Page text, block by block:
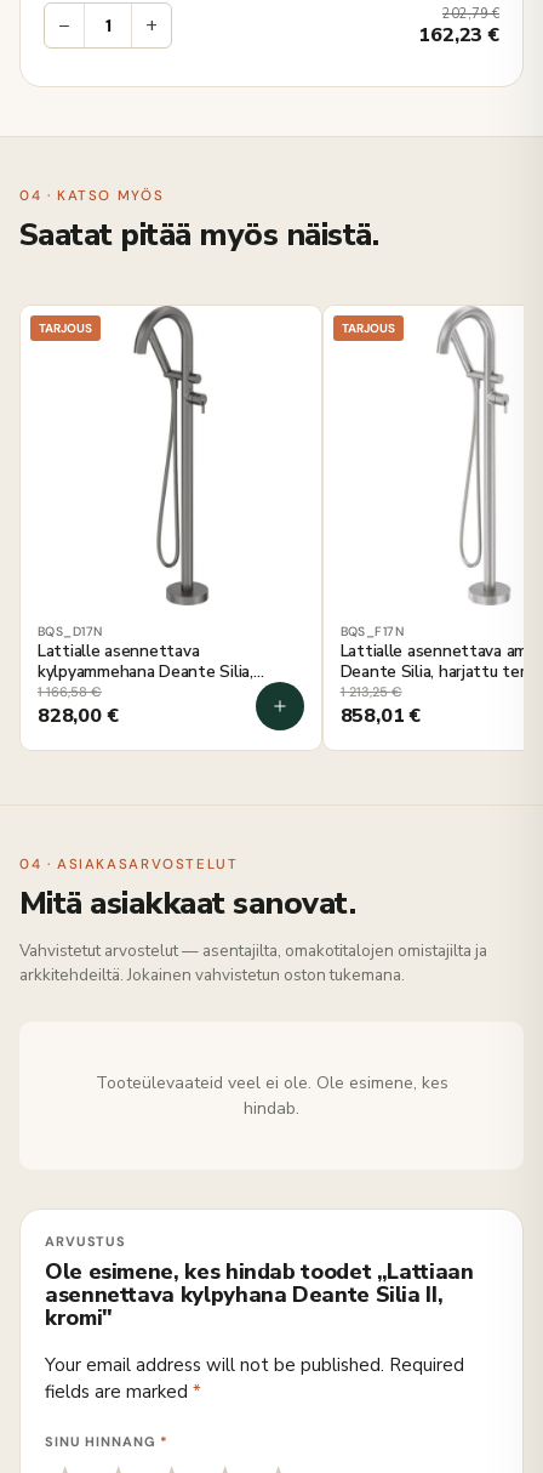
− + 202,79€
162,23€
04 · KATSO MYÖS
Saatat pitää myös näistä.
TARJOUS
BQS_D17N
Lattialle asennettava
kylpyammehana Deante Silia,
titaania
1 166,58€
828,00€
TARJOUS
BQS_F17N
Lattialle asennettava
Deante Silia, harjattu teräs
1 213,25€
858,01€
04 · ASIAKASARVOSTELUT
Mitä asiakkaat sanovat.
Vahvistetut arvostelut — asentajilta, omakotitalojen omistajilta ja
arkkitehdeiltä. Jokainen vahvistetun oston tukemana.
Tooteülevaateid veel ei ole. Ole esimene, kes
hindab.
Ole esimene, kes hindab toodet „Lattiaan
asennettava kylpyhana Deante Silia II,
kromi"
Your email address will not be published. Required
fields are marked *
SINU HINNANG *